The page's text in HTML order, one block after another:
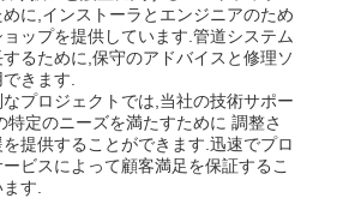
に,インストーラとエンジニアのため
ップを提供しています.管道システム
るために,保守のアドバイスと修理ソ
きます.
プロジェクトでは,当社の技術サポー
特定のニーズを満たすために 調整さ
提供することができます.迅速でプロ
ビスによって顧客満足を保証するこ
す.